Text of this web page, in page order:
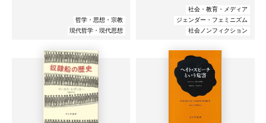
哲学・思想・宗教
現代哲学・現代思想
社会・教育・メディア
ジェンダー・フェミニズム
社会ノンフィクション